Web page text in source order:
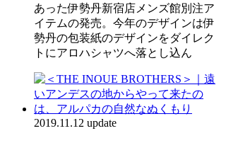
あった伊勢丹新宿店メンズ館別注ア
イテムの発売。今年のデザインは伊
勢丹の包装紙のデザインをダイレク
トにアロハシャツへ落とし込ん
2019.11.12 update